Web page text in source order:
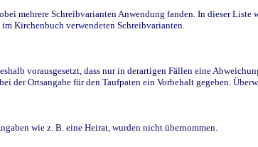
mehrere Schreibvarianten Anwendung fanden. In dieser
Kirchenbuch verwendeten Schreibvarianten.
vorausgesetzt, dass nur in derartigen Fällen eine
Ortsangabe für den Taufpaten ein Vorbehalt gegeben.
wie z. B. eine Heirat, wurden nicht übernommen.